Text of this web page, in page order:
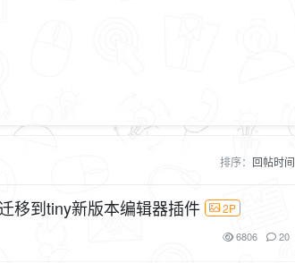
排序： 回帖时间
移到tiny新版本编辑器插件 2P
6806 20